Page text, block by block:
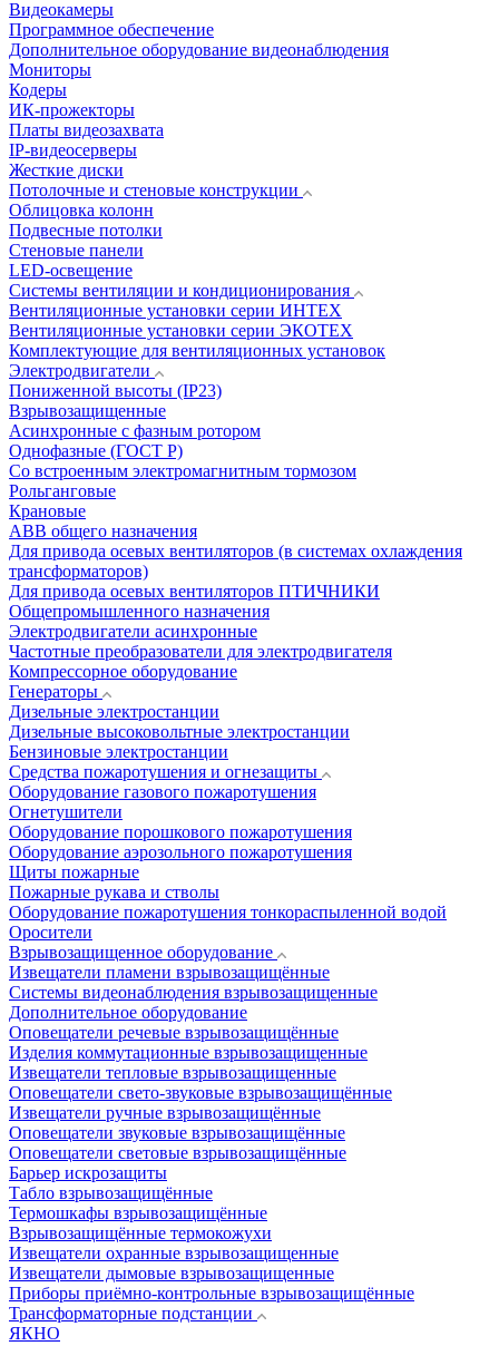
Видеокамеры
Программное обеспечение
Дополнительное оборудование видеонаблюдения
Мониторы
Кодеры
ИК-прожекторы
Платы видеозахвата
IP-видеосерверы
Жесткие диски
Потолочные и стеновые конструкции
Облицовка колонн
Подвесные потолки
Стеновые панели
LED-освещение
Системы вентиляции и кондиционирования
Вентиляционные установки серии ИНТЕХ
Вентиляционные установки серии ЭКОТЕХ
Комплектующие для вентиляционных установок
Электродвигатели
Пониженной высоты (IP23)
Взрывозащищенные
Асинхронные с фазным ротором
Однофазные (ГОСТ Р)
Со встроенным электромагнитным тормозом
Рольганговые
Крановые
АВВ общего назначения
Для привода осевых вентиляторов (в системах охлаждения
трансформаторов)
Для привода осевых вентиляторов ПТИЧНИКИ
Общепромышленного назначения
Электродвигатели асинхронные
Частотные преобразователи для электродвигателя
Компрессорное оборудование
Генераторы
Дизельные электростанции
Дизельные высоковольтные электростанции
Бензиновые электростанции
Средства пожаротушения и огнезащиты
Оборудование газового пожаротушения
Огнетушители
Оборудование порошкового пожаротушения
Оборудование аэрозольного пожаротушения
Щиты пожарные
Пожарные рукава и стволы
Оборудование пожаротушения тонкораспыленной водой
Оросители
Взрывозащищенное оборудование
Извещатели пламени взрывозащищённые
Системы видеонаблюдения взрывозащищенные
Дополнительное оборудование
Оповещатели речевые взрывозащищённые
Изделия коммутационные взрывозащищенные
Извещатели тепловые взрывозащищенные
Оповещатели свето-звуковые взрывозащищённые
Извещатели ручные взрывозащищённые
Оповещатели звуковые взрывозащищённые
Оповещатели световые взрывозащищённые
Барьер искрозащиты
Табло взрывозащищённые
Термошкафы взрывозащищённые
Взрывозащищённые термокожухи
Извещатели охранные взрывозащищенные
Извещатели дымовые взрывозащищенные
Приборы приёмно-контрольные взрывозащищённые
Трансформаторные подстанции
ЯКНО